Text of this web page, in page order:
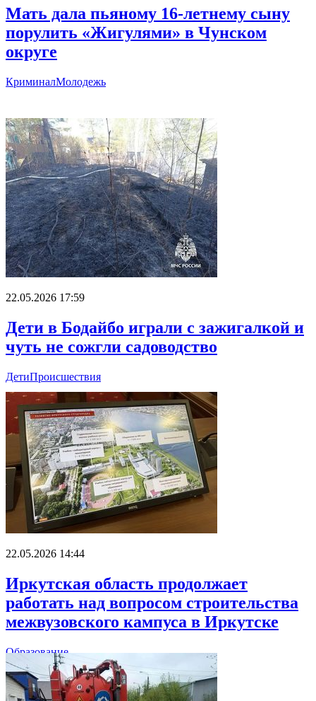
Мать дала пьяному 16-летнему сыну
порулить «Жигулями» в Чунском
округе
КриминалМолодежь
22.05.2026 17:59
Дети в Бодайбо играли с зажигалкой и
чуть не сожгли садоводство
ДетиПроисшествия
22.05.2026 14:44
Иркутская область продолжает
работать над вопросом строительства
межвузовского кампуса в Иркутске
Образование